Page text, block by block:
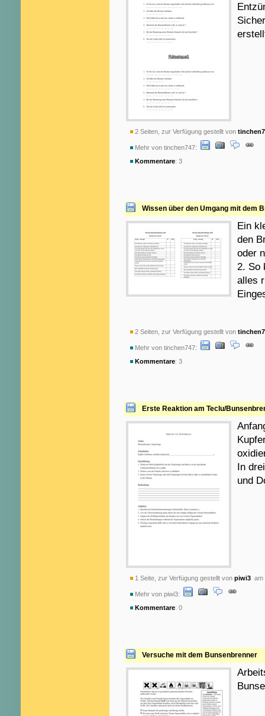
2 Seiten, zur Verfügung gestellt von
Mehr von tinchen747:
Kommentare: 3
Wissen über den Umgang mit dem
Ein
den
oder
2. So
alles
2 Seiten, zur Verfügung gestellt von
Mehr von tinchen747:
Kommentare: 3
Erste Reaktion am Teclu/
In
und
1 Seite, zur Verfügung gestellt von piwi3 am
Mehr von piwi3:
Kommentare: 0
Versuche mit dem Bunsenbrenner